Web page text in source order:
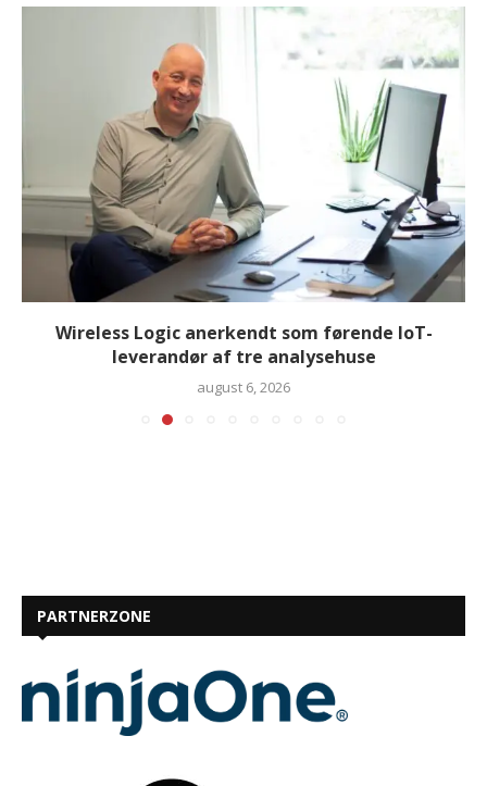
Wireless Logic anerkendt som førende IoT-
leverandør af tre analysehuse
august 6, 2026
PARTNERZONE